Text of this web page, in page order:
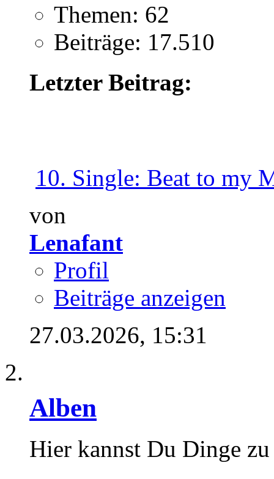
Themen: 62
Beiträge: 17.510
Letzter Beitrag:
10. Single: Beat to my
von
Lenafant
Profil
Beiträge anzeigen
27.03.2026, 15:31
Alben
Hier kannst Du Dinge